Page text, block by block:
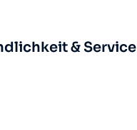
& Service